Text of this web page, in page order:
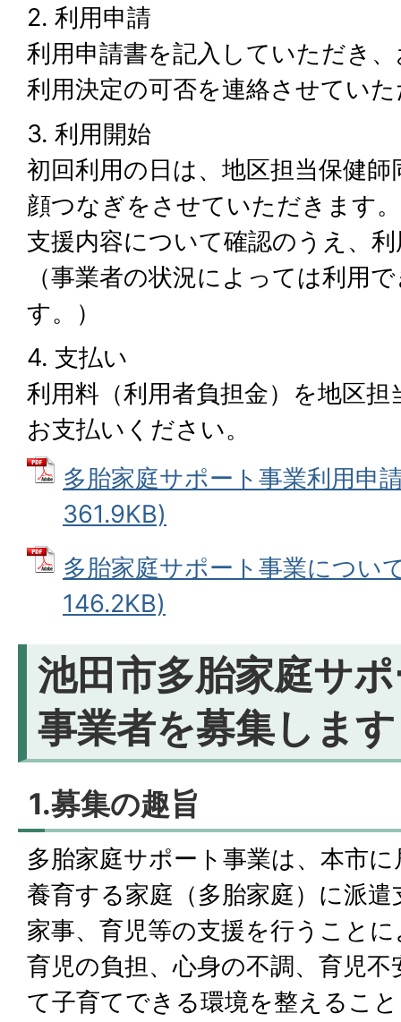
2. 利用申請
利用申請書を記入していただき
利用決定の可否を連絡させてい
3. 利用開始
初回利用の日は、地区担当保健
顔つなぎをさせていただきます。
支援内容について確認のうえ、
（事業者の状況によっては利用
す。）
4. 支払い
利用料（利用者負担金）を地区
お支払いください。
多胎家庭サポート事業利用申
361.9KB)
多胎家庭サポート事業につい
146.2KB)
池田市多胎家庭サ
事業者を募集します
1.募集の趣旨
多胎家庭サポート事業は、本市
養育する家庭（多胎家庭）に派
家事、育児等の支援を行うこと
育児の負担、心身の不調、育児
て子育てできる環境を整えるこ